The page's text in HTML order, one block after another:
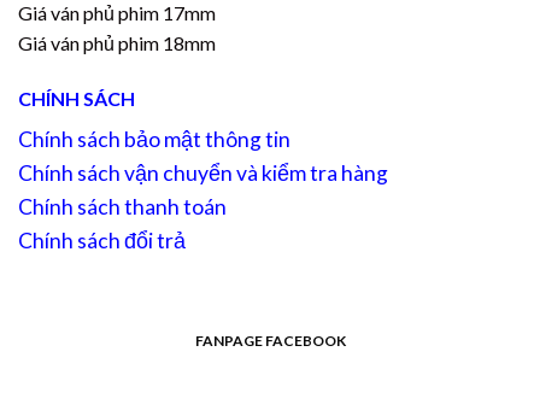
Giá ván phủ phim 17mm
Giá ván phủ phim 18mm
CHÍNH SÁCH
Chính sách bảo mật thông tin
Chính sách vận chuyển và kiểm tra hàng
Chính sách thanh toán
Chính sách đổi trả
FANPAGE FACEBOOK